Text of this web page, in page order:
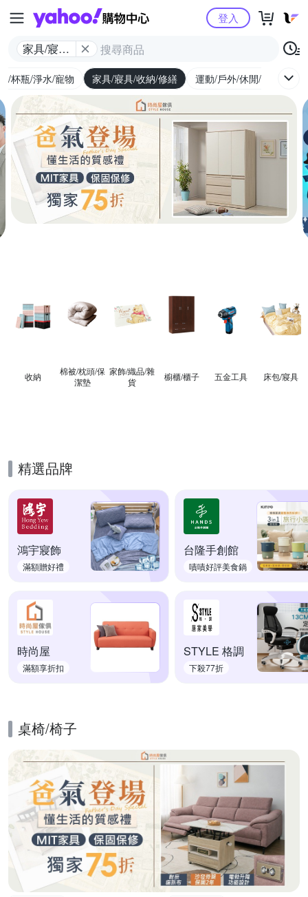
Yahoo購物中心
家具/寢具/
登入
/杯瓶/淨水/寵物 家具/寢具/收納/修繕 運動/戶外/休閒/健身
收納
棉被/枕頭/保
潔墊
家飾/織品/雜
貨
櫥櫃/櫃子 五金工具 床包/寢具
精選品牌
鴻宇寢飾
滿額贈好禮
台隆手創館
嘖嘖好評美食鍋
時尚屋
滿額享折扣
STYLE 格調
下殺77折
桌椅/椅子